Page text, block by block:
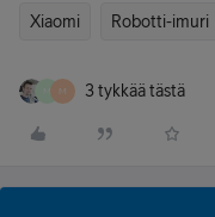
Xiaomi Robotti-imuri
M 3 tykkää tästä